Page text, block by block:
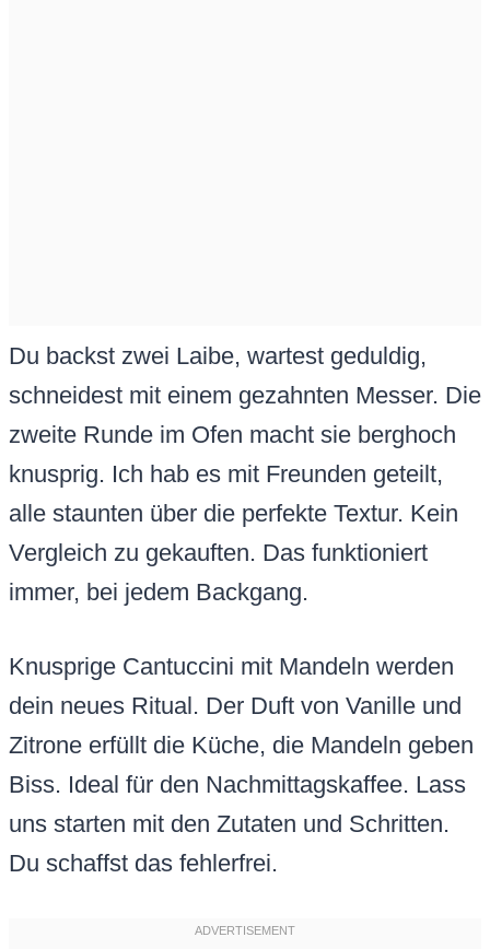
Du backst zwei Laibe, wartest geduldig,
schneidest mit einem gezahnten Messer. Die
zweite Runde im Ofen macht sie berghoch
knusprig. Ich hab es mit Freunden geteilt,
alle staunten über die perfekte Textur. Kein
Vergleich zu gekauften. Das funktioniert
immer, bei jedem Backgang.
Knusprige Cantuccini mit Mandeln werden
dein neues Ritual. Der Duft von Vanille und
Zitrone erfüllt die Küche, die Mandeln geben
Biss. Ideal für den Nachmittagskaffee. Lass
uns starten mit den Zutaten und Schritten.
Du schaffst das fehlerfrei.